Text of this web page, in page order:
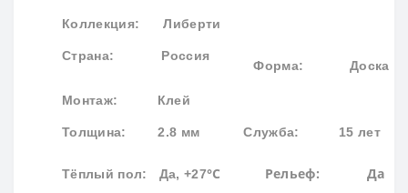
Коллекция: Либерти
Страна: Россия
Форма: Доска
Монтаж: Клей
Толщина: 2.8 мм Служба: 15 лет
Тёплый пол: Да, +27°С
Рельеф: Да